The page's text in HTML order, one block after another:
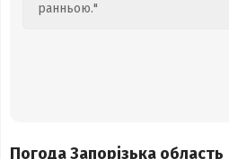
ранньою."
Погода Запорізька область